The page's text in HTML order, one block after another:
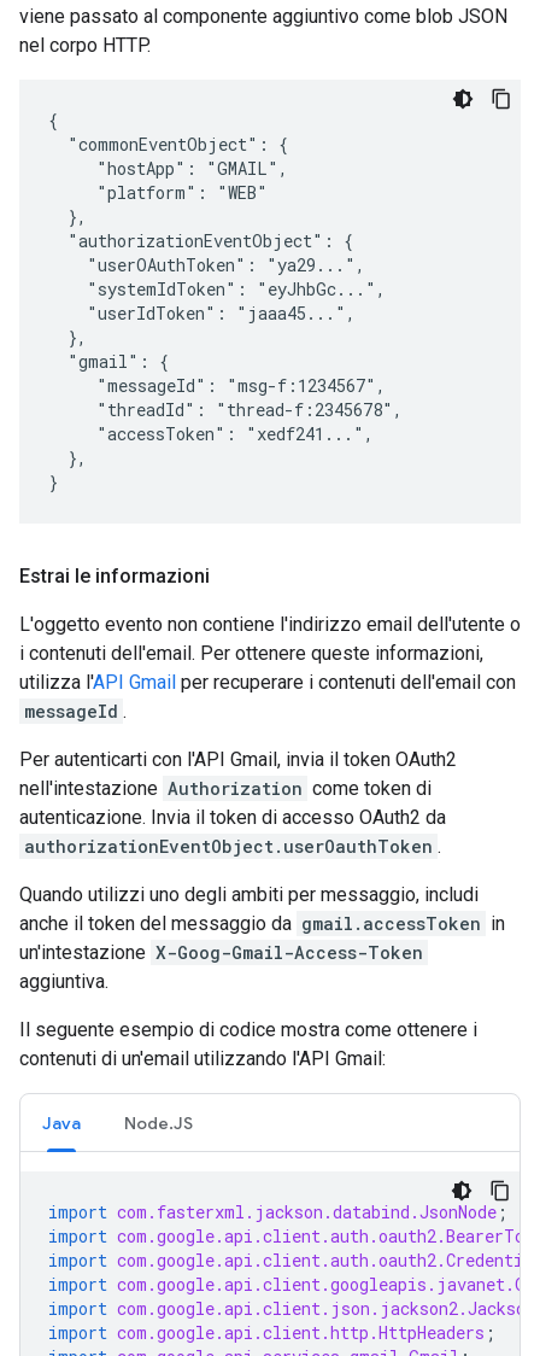
viene passato al componente aggiuntivo come blob JSON
nel corpo HTTP.
{
  "commonEventObject": {
     "hostApp": "GMAIL",
     "platform": "WEB"
  },
  "authorizationEventObject": {
    "userOAuthToken": "ya29...",
    "systemIdToken": "eyJhbGc...",
    "userIdToken": "jaaa45...",
  },
  "gmail": {
     "messageId": "msg-f:1234567",
     "threadId": "thread-f:2345678",
     "accessToken": "xedf241...",
  },
}
Estrai le informazioni
L'oggetto evento non contiene l'indirizzo email dell'utente o
i contenuti dell'email. Per ottenere queste informazioni,
utilizza l'API Gmail per recuperare i contenuti dell'email con
messageId .
Per autenticarti con l'API Gmail, invia il token OAuth2
nell'intestazione Authorization come token di
autenticazione. Invia il token di accesso OAuth2 da
authorizationEventObject.userOauthToken .
Quando utilizzi uno degli ambiti per messaggio, includi
anche il token del messaggio da gmail.accessToken in
un'intestazione X-Goog-Gmail-Access-Token
aggiuntiva.
Il seguente esempio di codice mostra come ottenere i
contenuti di un'email utilizzando l'API Gmail:
Java Node.JS
import com.fasterxml.jackson.databind.JsonNode ;
import
import
import
import
import com.google.api.client.http.HttpHeaders ;